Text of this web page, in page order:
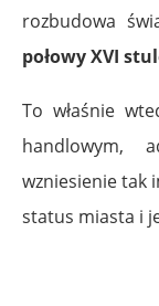
rozbudowa
połowy XVI
To właśnie
handlowym,
wzniesienie tak
status miasta i